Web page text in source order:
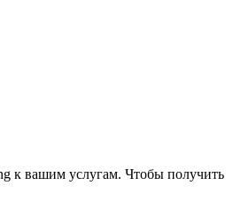
к вашим услугам. Чтобы получить